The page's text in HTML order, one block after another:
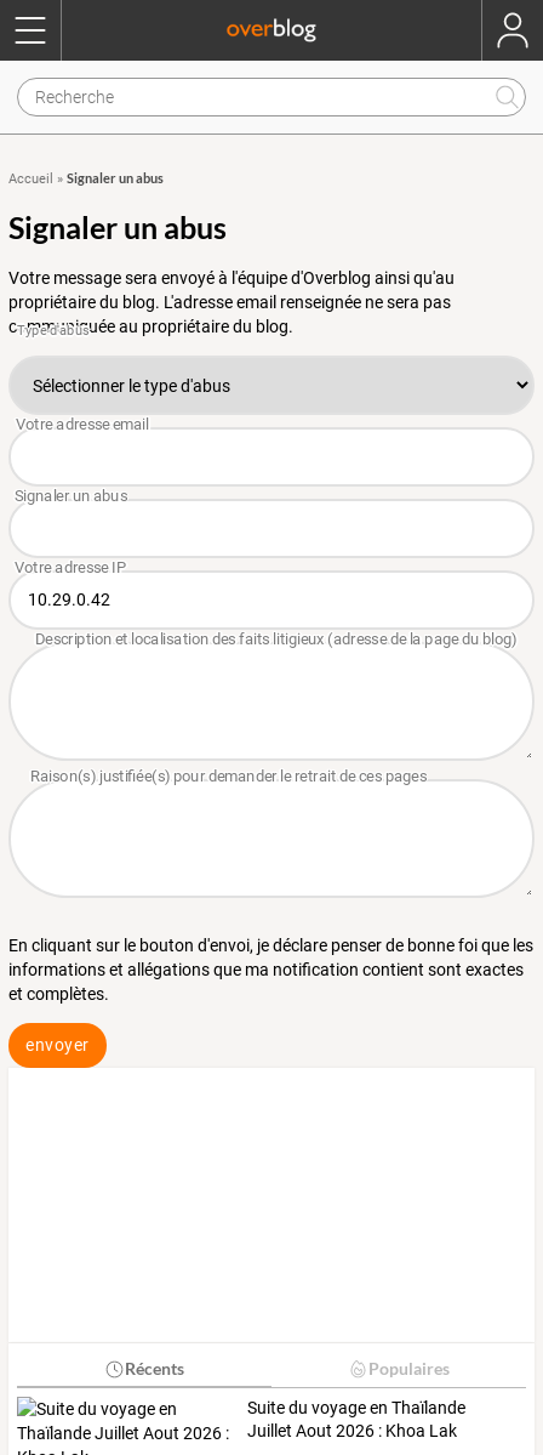
Accueil » Signaler un abus
Signaler un abus
Votre message sera envoyé à l'équipe d'Overblog ainsi qu'au
propriétaire du blog. L'adresse email renseignée ne sera pas
communiquée au propriétaire du blog.
En cliquant sur le bouton d'envoi, je déclare penser de bonne foi que les
informations et allégations que ma notification contient sont exactes
et complètes.
envoyer
Récents Populaires
Suite du voyage en Thaïlande
Juillet Aout 2026 : Khoa Lak